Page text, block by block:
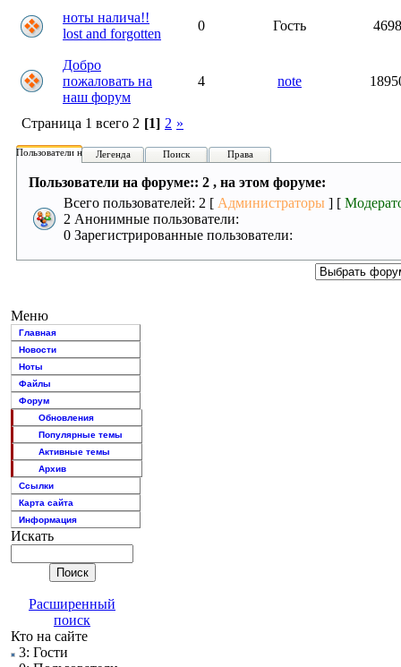
ноты налича!!
lost and forgotten
0 Гость
Добро
пожаловать на
наш форум
4 note
Страница 1 всего 2 [1] 2 »
Пользователи на форуме:
Легенда Поиск Права
Пользователи на форуме:: 2 , на этом форуме:
Всего пользователей: 2 [ Администраторы ] [
2 Анонимные пользователи:
0 Зарегистрированные пользователи:
Меню
Главная
Новости
Ноты
Файлы
Форум
Обновления
Популярные темы
Активные темы
Архив
Ссылки
Карта сайта
Информация
Искать
Расширенный
поиск
Кто на сайте
3: Гости